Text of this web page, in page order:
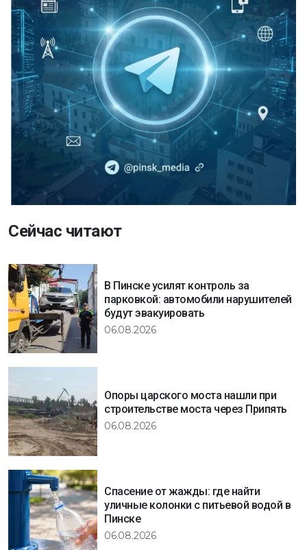
Сейчас читают
В Пинске усилят контроль за
парковкой: автомобили нарушителей
будут эвакуировать
06.08.2026
Опоры царского моста нашли при
строительстве моста через Припять
06.08.2026
Спасение от жажды: где найти
уличные колонки с питьевой водой в
Пинске
06.08.2026